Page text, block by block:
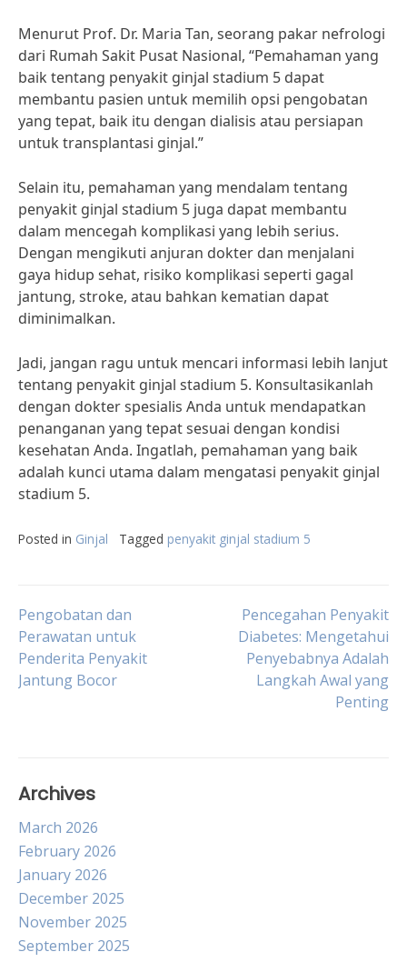
Menurut Prof. Dr. Maria Tan, seorang pakar nefrologi
dari Rumah Sakit Pusat Nasional, “Pemahaman yang
baik tentang penyakit ginjal stadium 5 dapat
membantu pasien untuk memilih opsi pengobatan
yang tepat, baik itu dengan dialisis atau persiapan
untuk transplantasi ginjal.”
Selain itu, pemahaman yang mendalam tentang
penyakit ginjal stadium 5 juga dapat membantu
dalam mencegah komplikasi yang lebih serius.
Dengan mengikuti anjuran dokter dan menjalani
gaya hidup sehat, risiko komplikasi seperti gagal
jantung, stroke, atau bahkan kematian dapat
diminimalkan.
Jadi, jangan ragu untuk mencari informasi lebih lanjut
tentang penyakit ginjal stadium 5. Konsultasikanlah
dengan dokter spesialis Anda untuk mendapatkan
penanganan yang tepat sesuai dengan kondisi
kesehatan Anda. Ingatlah, pemahaman yang baik
adalah kunci utama dalam mengatasi penyakit ginjal
stadium 5.
Posted in Ginjal Tagged penyakit ginjal stadium 5
Post
navigation
Pengobatan dan
Perawatan untuk
Penderita Penyakit
Jantung Bocor
Pencegahan Penyakit
Diabetes: Mengetahui
Penyebabnya Adalah
Langkah Awal yang
Penting
Archives
March 2026
February 2026
January 2026
December 2025
November 2025
September 2025